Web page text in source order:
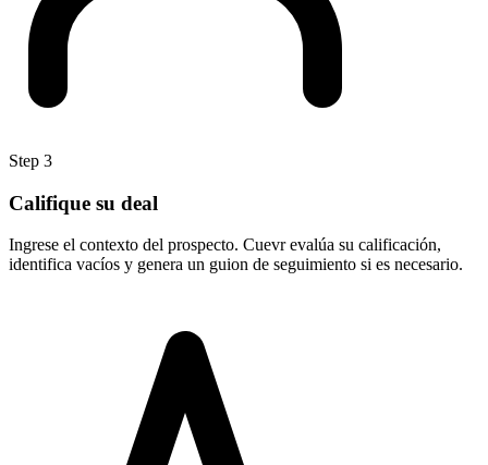
Step 3
Califique su deal
Ingrese el contexto del prospecto. Cuevr evalúa su calificación,
identifica vacíos y genera un guion de seguimiento si es necesario.